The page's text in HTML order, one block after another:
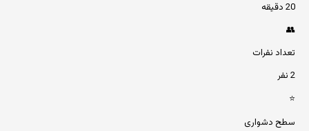
20 دقیقه
👥
تعداد نفرات
2 نفر
⭐
سطح دشواری